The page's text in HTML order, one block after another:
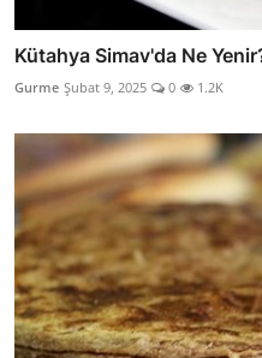
Kütahya Simav'da Ne
Gurme Şubat 9, 2025 0 1.2K